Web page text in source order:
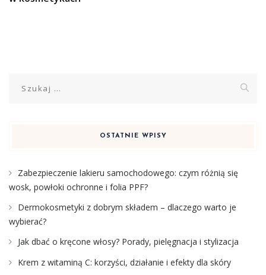
OSTATNIE WPISY
Zabezpieczenie lakieru samochodowego: czym różnią się
wosk, powłoki ochronne i folia PPF?
Dermokosmetyki z dobrym składem – dlaczego warto je
wybierać?
Jak dbać o kręcone włosy? Porady, pielęgnacja i stylizacja
Krem z witaminą C: korzyści, działanie i efekty dla skóry